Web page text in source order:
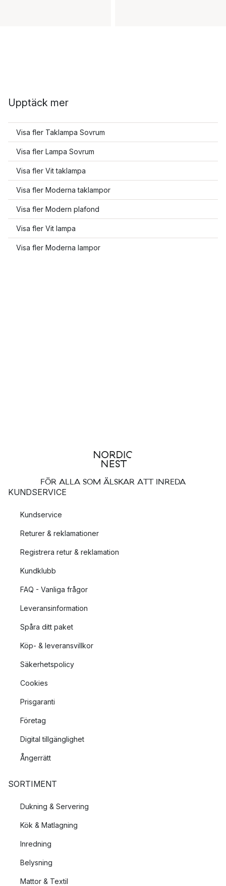
Upptäck mer
Visa fler Taklampa Sovrum
Visa fler Lampa Sovrum
Visa fler Vit taklampa
Visa fler Moderna taklampor
Visa fler Modern plafond
Visa fler Vit lampa
Visa fler Moderna lampor
FÖR ALLA SOM ÄLSKAR ATT INREDA
KUNDSERVICE
Kundservice
Returer & reklamationer
Registrera retur & reklamation
Kundklubb
FAQ - Vanliga frågor
Leveransinformation
Spåra ditt paket
Köp- & leveransvillkor
Säkerhetspolicy
Cookies
Prisgaranti
Företag
Digital tillgänglighet
Ångerrätt
SORTIMENT
Dukning & Servering
Kök & Matlagning
Inredning
Belysning
Mattor & Textil